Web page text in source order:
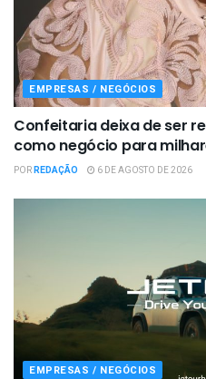
EMPRESAS / NEGÓCIOS
Confeitaria deixa de ser
como negócio para
PORREDAÇÃO 6 DE AGOSTO DE 2026
EMPRESAS / NEGÓCIOS